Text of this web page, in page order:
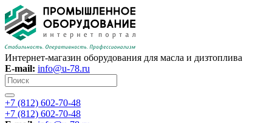
Интернет-магазин оборудования для масла и дизтоплива
E-mail: info@u-78.ru
+7 (812) 602-70-48
+7 (812) 602-70-48